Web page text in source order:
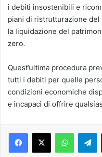
i debiti insostenibili e
piani di ristrutturazione
la liquidazione del
zero.
Quest’ultima procedura
tutti i debiti per quelle
condizioni economiche
e incapaci di offrire
Telegram